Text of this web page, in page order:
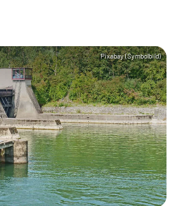
Pixabay (Symbolbild)